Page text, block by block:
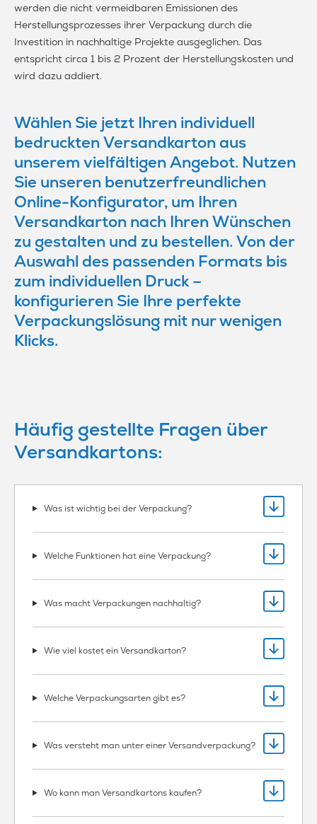
werden die nicht vermeidbaren Emissionen des
Herstellungsprozesses ihrer Verpackung durch die
Investition in nachhaltige Projekte ausgeglichen. Das
entspricht circa 1 bis 2 Prozent der Herstellungskosten und
wird dazu addiert.
Wählen Sie jetzt Ihren individuell
bedruckten Versandkarton aus
unserem vielfältigen Angebot. Nutzen
Sie unseren benutzerfreundlichen
Online-Konfigurator, um Ihren
Versandkarton nach Ihren Wünschen
zu gestalten und zu bestellen. Von der
Auswahl des passenden Formats bis
zum individuellen Druck –
konfigurieren Sie Ihre perfekte
Verpackungslösung mit nur wenigen
Klicks.
Häufig gestellte Fragen über
Versandkartons:
Was ist wichtig bei der Verpackung?
Welche Funktionen hat eine Verpackung?
Was macht Verpackungen nachhaltig?
Wie viel kostet ein Versandkarton?
Welche Verpackungsarten gibt es?
Was versteht man unter einer Versandverpackung?
Wo kann man Versandkartons kaufen?